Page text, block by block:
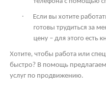
·
Если вы хотите
готовы трудиться за
цену – для этого есть
Хотите, чтобы работа или
быстро? В помощь
услуг по продвижению.